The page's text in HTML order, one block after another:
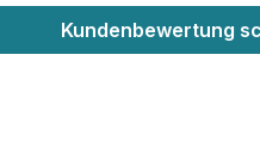
Kundenbewertung